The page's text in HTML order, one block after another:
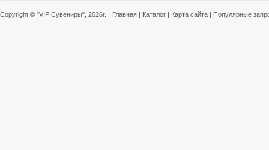
Copyright © "VIP Сувениры" , 2026г. Главная | Каталог | Карта сайта | Популярные